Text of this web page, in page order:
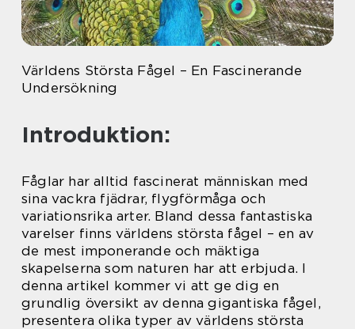
Världens Största Fågel – En Fascinerande
Undersökning
Introduktion:
Fåglar har alltid fascinerat människan med
sina vackra fjädrar, flygförmåga och
variationsrika arter. Bland dessa fantastiska
varelser finns världens största fågel – en av
de mest imponerande och mäktiga
skapelserna som naturen har att erbjuda. I
denna artikel kommer vi att ge dig en
grundlig översikt av denna gigantiska fågel,
presentera olika typer av världens största